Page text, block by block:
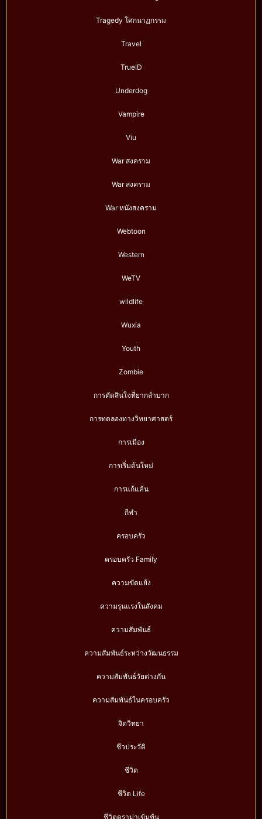
Tragedy โศกนาฏกรรม
Travel
TrueID
Underdog
Vampire
Viu
War สงคราม
War สงคราม
War หนังสงคราม
Webtoon
Western
WeTV
wildlife
Wuxia
Youth
Zombie
การตัดสินใจที่ยากลำบาก
การทดลองทางวิทยาศาสตร์
การเมือง
การเริ่มต้นใหม่
การแก้แค้น
กีฬา
ครอบครัว
ครอบครัว Family
ความขัดแย้ง
ความรุนแรงในสังคม
ความสัมพันธ์
ความสัมพันธ์ระหว่างวัฒนธรรม
ความสัมพันธ์วัยต่างกัน
ความสัมพันธ์ในครอบครัว
จิตวิทยา
ชีวประวัติ
ชีวิต
ชีวิต Life
ชีวิตดราม่าเข้มข้น